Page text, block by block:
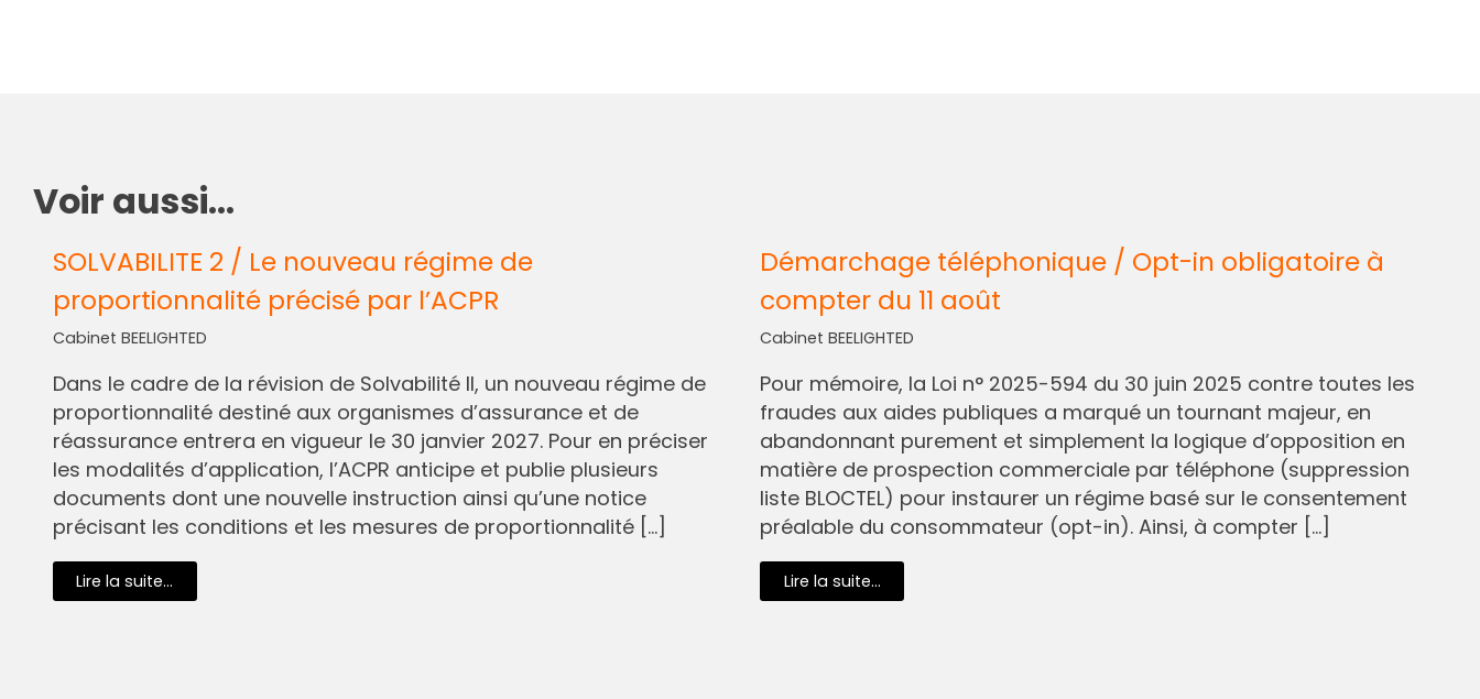
Voir aussi...
SOLVABILITE 2 / Le nouveau régime de
proportionnalité précisé par l’ACPR
Cabinet BEELIGHTED
Dans le cadre de la révision de Solvabilité II, un nouveau régime de
proportionnalité destiné aux organismes d’assurance et de
réassurance entrera en vigueur le 30 janvier 2027. Pour en préciser
les modalités d’application, l’ACPR anticipe et publie plusieurs
documents dont une nouvelle instruction ainsi qu’une notice
précisant les conditions et les mesures de proportionnalité […]
Lire la suite...
Démarchage téléphonique / Opt-in obligatoire à
compter du 11 août
Cabinet BEELIGHTED
Pour mémoire, la Loi n° 2025-594 du 30 juin 2025 contre toutes les
fraudes aux aides publiques a marqué un tournant majeur, en
abandonnant purement et simplement la logique d’opposition en
matière de prospection commerciale par téléphone (suppression
liste BLOCTEL) pour instaurer un régime basé sur le consentement
préalable du consommateur (opt-in). Ainsi, à compter […]
Lire la suite...